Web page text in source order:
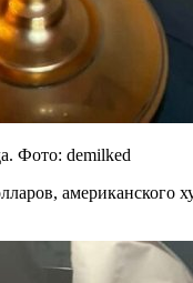
Фото: demilked
американского